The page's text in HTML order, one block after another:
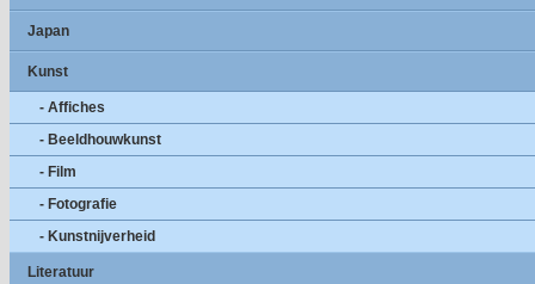
Japan
Kunst
- Affiches
- Beeldhouwkunst
- Film
- Fotografie
- Kunstnijverheid
Literatuur